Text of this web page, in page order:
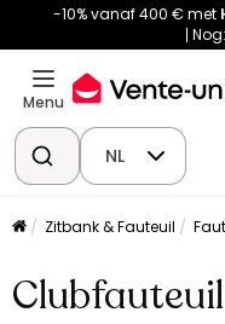
-10% vanaf 400 € met
Nog:
Menu
NL
Zitbank & Fauteuil
Clubfauteuil